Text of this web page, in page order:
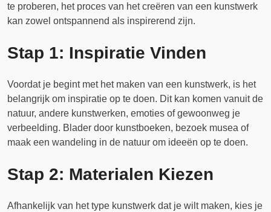
te proberen, het proces van het creëren van een kunstwerk
kan zowel ontspannend als inspirerend zijn.
Stap 1: Inspiratie Vinden
Voordat je begint met het maken van een kunstwerk, is het
belangrijk om inspiratie op te doen. Dit kan komen vanuit de
natuur, andere kunstwerken, emoties of gewoonweg je
verbeelding. Blader door kunstboeken, bezoek musea of
maak een wandeling in de natuur om ideeën op te doen.
Stap 2: Materialen Kiezen
Afhankelijk van het type kunstwerk dat je wilt maken, kies je